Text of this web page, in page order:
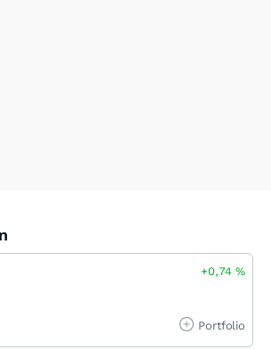
+0,74%
Portfolio